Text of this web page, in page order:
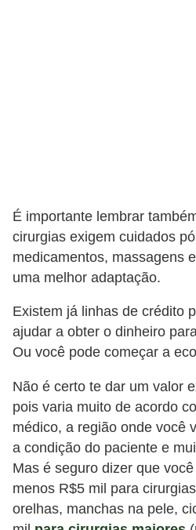
É importante lembrar
cirurgias exigem cuidados
medicamentos, massagens
uma melhor adaptação.
Existem já linhas de crédito
ajudar a obter o dinheiro
Ou você pode começar a
Não é certo te dar um valor
pois varia muito de acordo
médico, a região onde você
a condição do paciente e
Mas é seguro dizer que
menos R$5 mil para
orelhas, manchas na pele,